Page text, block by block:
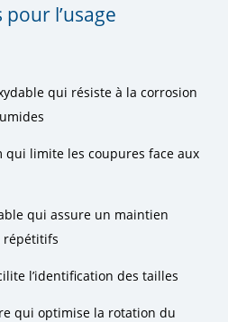
l’usage
qui résiste à la corrosion
qui limite les coupures face aux
qui assure un maintien
répétitifs
l’identification des tailles
qui optimise la rotation du